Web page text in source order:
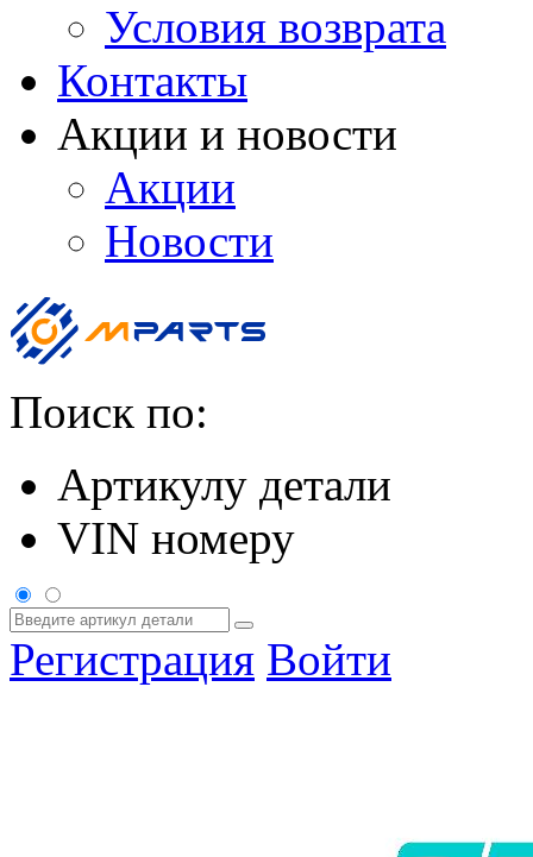
Условия возврата
Контакты
Акции и новости
Акции
Новости
Поиск по:
Артикулу детали
VIN номеру
Регистрация Войти